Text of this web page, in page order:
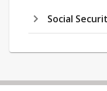
Social